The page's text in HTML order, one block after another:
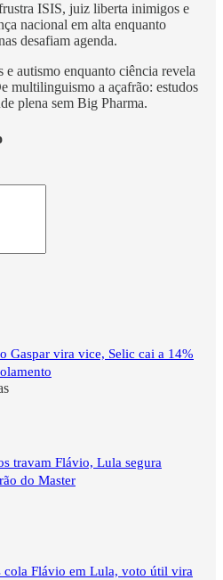
ISIS, juiz liberta inimigos e
nacional em alta enquanto
desafiam agenda.
autismo enquanto ciência revela
multilinguismo a açafrão: estudos
plena sem Big Pharma.
Gaspar vira vice, Selic cai a 14%
travam Flávio, Lula segura
do Master
Flávio em Lula, voto útil vira